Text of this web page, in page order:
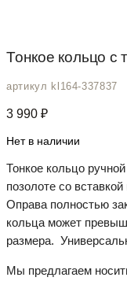
Тонкое кольцо
артикул kl164-337837
3 990 ₽
Нет в наличии
Тонкое кольцо
позолоте со
Оправа полностью
кольца может
размера.
Мы предлагаем